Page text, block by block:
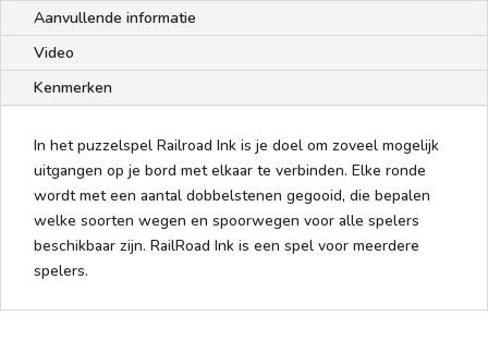
Aanvullende informatie
Video
Kenmerken
In het puzzelspel Railroad Ink is je doel om zoveel mogelijk
uitgangen op je bord met elkaar te verbinden. Elke ronde
wordt met een aantal dobbelstenen gegooid, die bepalen
welke soorten wegen en spoorwegen voor alle spelers
beschikbaar zijn. RailRoad Ink is een spel voor meerdere
spelers.